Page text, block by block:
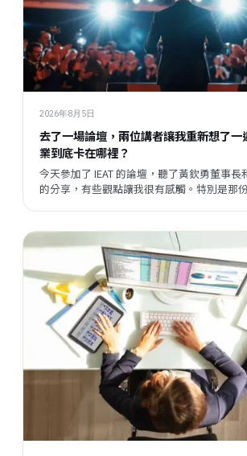
2026年8月5日
去了一場論壇，兩位講者讓我重新想了一
業到底卡在哪裡？
今天參加了 IEAT 的論壇，聽了黃欽勇董事長
的分享，有些觀點讓我很有感觸。特別是那